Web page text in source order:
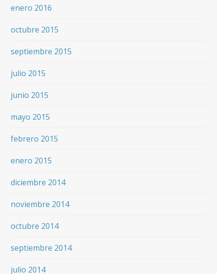
enero 2016
octubre 2015
septiembre 2015
julio 2015
junio 2015
mayo 2015
febrero 2015
enero 2015
diciembre 2014
noviembre 2014
octubre 2014
septiembre 2014
julio 2014